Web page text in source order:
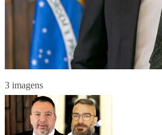
3 imagens